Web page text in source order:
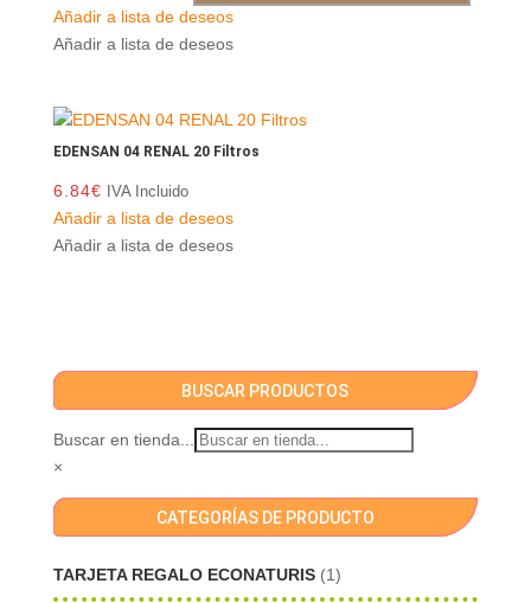
Añadir a lista de deseos
Añadir a lista de deseos
EDENSAN 04 RENAL 20 Filtros
6.84€ IVA Incluido
Añadir a lista de deseos
Añadir a lista de deseos
BUSCAR PRODUCTOS
Buscar en tienda...
×
CATEGORÍAS DE PRODUCTO
TARJETA REGALO ECONATURIS (1)